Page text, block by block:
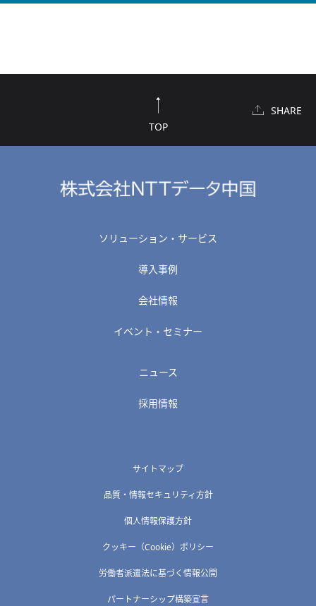
TOP
SHARE
ソリューション・サービス
導入事例
会社情報
イベント・セミナー
ニュース
採用情報
サイトマップ
品質・情報セキュリティ方針
個人情報保護方針
クッキー（Cookie）ポリシー
労働者派遣法に基づく情報公開
パートナーシップ構築宣言